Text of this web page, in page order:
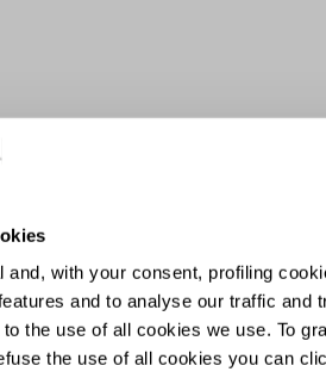
and, with your consent, profiling
and to analyse our traffic and
the use of all cookies we use. To
the use of all cookies you can
16 di 20 Risultati